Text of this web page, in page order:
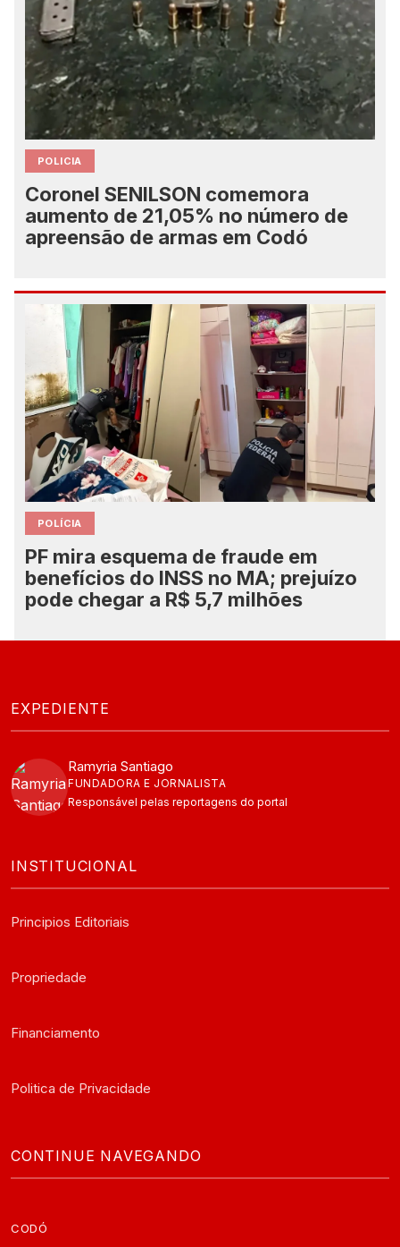
POLICIA
Coronel SENILSON comemora
aumento de 21,05% no número de
apreensão de armas em Codó
POLÍCIA
PF mira esquema de fraude em
benefícios do INSS no MA; prejuízo
pode chegar a R$ 5,7 milhões
EXPEDIENTE
Ramyria Santiago
FUNDADORA E JORNALISTA
Responsável pelas reportagens do portal
INSTITUCIONAL
Principios Editoriais
Propriedade
Financiamento
Politica de Privacidade
CONTINUE NAVEGANDO
CODÓ